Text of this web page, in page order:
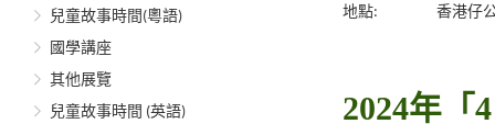
兒童故事時間(粵語)
國學講座
其他展覽
兒童故事時間 (英語)
地點:
香港仔
2024年「